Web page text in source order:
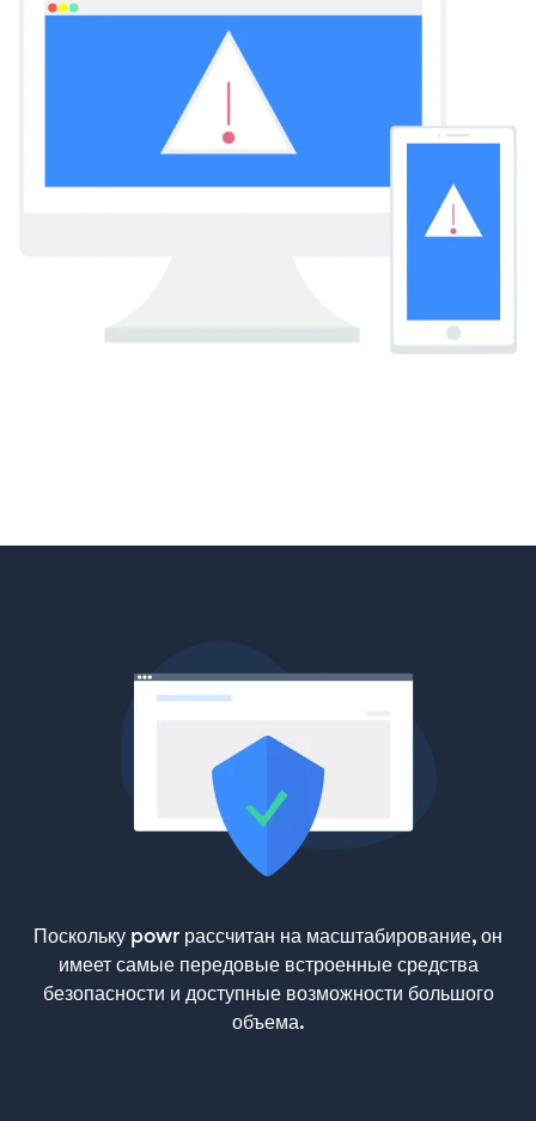
Поскольку powr рассчитан на масштабирование, он
имеет самые передовые встроенные средства
безопасности и доступные возможности большого
объема.